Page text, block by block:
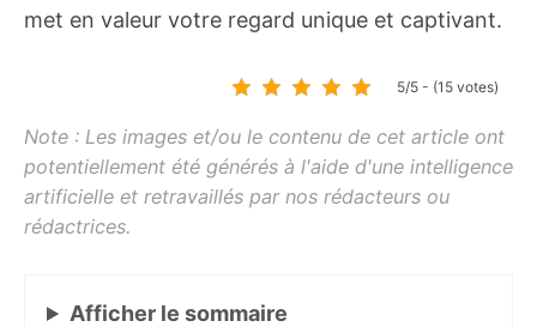
met en valeur votre regard unique et captivant.
5/5 - (15 votes)
Afficher le sommaire